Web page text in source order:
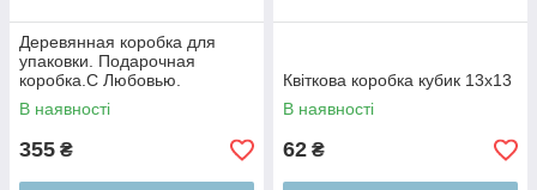
Деревянная коробка для
упаковки. Подарочная
коробка.С Любовью.
В наявності
355 ₴
Квіткова коробка кубик 13х13
В наявності
62 ₴